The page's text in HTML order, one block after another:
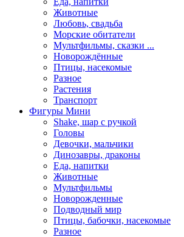
Животные
Любовь, свадьба
Морские обитатели
Мультфильмы, сказки ...
Новорождённые
Птицы, насекомые
Разное
Растения
Транспорт
Фигуры Мини
Shake, шар с ручкой
Головы
Девочки, мальчики
Динозавры, драконы
Еда, напитки
Животные
Мультфильмы
Новорожденные
Подводный мир
Птицы, бабочки, насекомые
Разное